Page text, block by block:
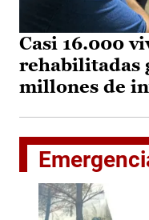
Casi 16.000
rehabilitadas
millones de